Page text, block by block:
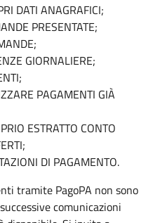
DATI ANAGRAFICI;
PRESENTATE;
GIORNALIERE;
PAGAMENTI GIÀ
ESTRATTO CONTO
DI PAGAMENTO.
tramite PagoPA non sono
comunicazioni